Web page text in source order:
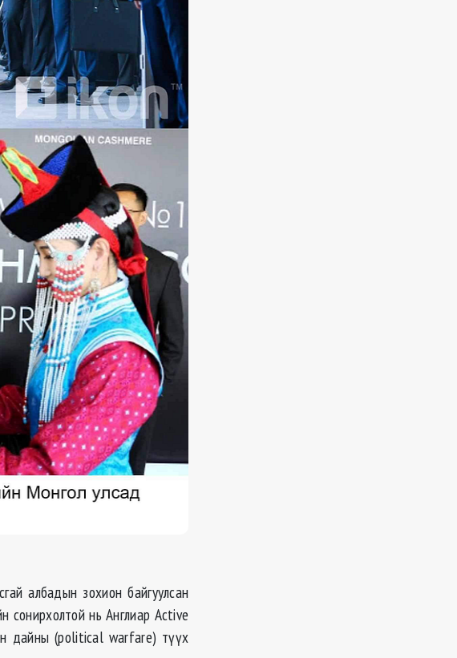
албадын зохион байгуулсан
сонирхолтой нь Англиар Active
дайны (political warfare) түүх